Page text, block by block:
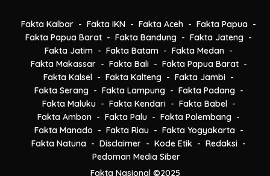
Fakta Kalbar Fakta IKN Fakta Aceh
Fakta Papua
Fakta Papua Barat
Fakta Bandung
Fakta Jateng
Fakta Jatim
Fakta Batam
Fakta Medan
Fakta Makassar
Fakta Bali
Fakta Papua Barat
Fakta Kalsel
Fakta Kalteng
Fakta Jambi
Fakta Serang
Fakta Lampung
Fakta Padang
Fakta Maluku
Fakta Kendari
Fakta Babel
Fakta Ambon
Fakta Palu
Fakta Palembang
Fakta Manado
Fakta Riau
Fakta Yogyakarta
Fakta Natuna
Disclaimer Kode Etik
Redaksi
Pedoman Media Siber
Fakta Nasional ©2025